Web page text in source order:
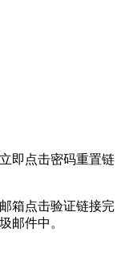
即点击密码重置链
箱点击验证链接完
邮件中。